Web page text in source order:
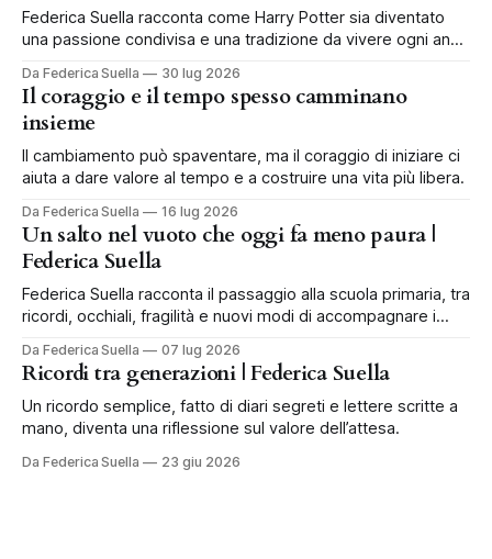
Federica Suella racconta come Harry Potter sia diventato
una passione condivisa e una tradizione da vivere ogni anno
Da Federica Suella 30 lug 2026
Il coraggio e il tempo spesso camminano
insieme
Il cambiamento può spaventare, ma il coraggio di iniziare ci
aiuta a dare valore al tempo e a costruire una vita più libera.
Da Federica Suella 16 lug 2026
Un salto nel vuoto che oggi fa meno paura |
Federica Suella
Federica Suella racconta il passaggio alla scuola primaria, tra
ricordi, occhiali, fragilità e nuovi modi di accompagnare i
Da Federica Suella 07 lug 2026
Ricordi tra generazioni | Federica Suella
Un ricordo semplice, fatto di diari segreti e lettere scritte a
mano, diventa una riflessione sul valore dell’attesa.
Da Federica Suella 23 giu 2026